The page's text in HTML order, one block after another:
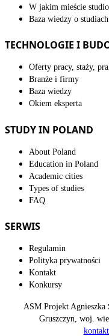
W jakim mieście
Baza wiedzy o
TECHNOLOGIE I
Oferty pracy, staży,
Branże i firmy
Baza wiedzy
Okiem eksperta
STUDY IN POLAND
About Poland
Education in Poland
Academic cities
Types of studies
FAQ
SERWIS
Regulamin
Polityka prywatności
Kontakt
Konkursy
ASM Projekt Agnieszka
Gruszczyn, woj.